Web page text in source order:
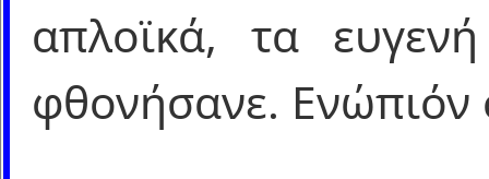
απλοϊκά, τα
φθονήσανε. Ενώπιόν